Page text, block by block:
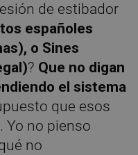
de estibador
españoles
o Sines
? Que no digan
el sistema
que esos
Yo no pienso
no